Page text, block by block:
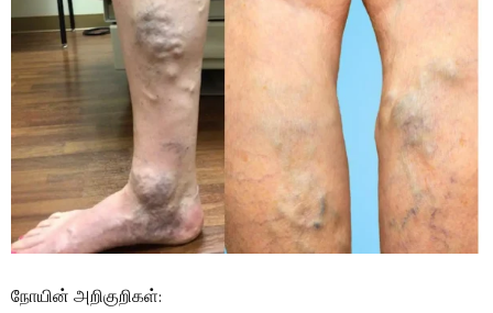
நோயின் அறிகுறிகள்: